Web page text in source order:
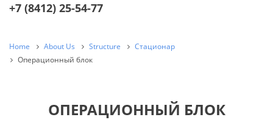
+7 (8412) 25-54-77
Home About Us Structure
Стационар
Операционный блок
ОПЕРАЦИОННЫЙ БЛОК